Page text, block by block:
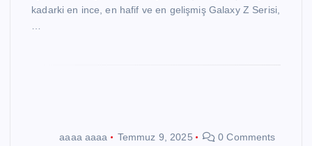
kadarki en ince, en hafif ve en gelişmiş Galaxy Z Serisi,
aaaa aaaa Temmuz 9, 2025 0 Comments